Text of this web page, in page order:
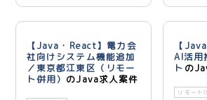
用）
【Java・React】電力会
社向けシステム機能追加
／東京都江東区（リモー
ト併用） のJava求人案件
【
AI活用
ト の
リモート